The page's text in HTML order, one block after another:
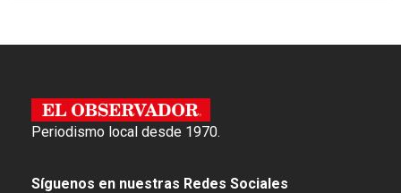
Periodismo local desde 1970.
Síguenos en nuestras Redes Sociales